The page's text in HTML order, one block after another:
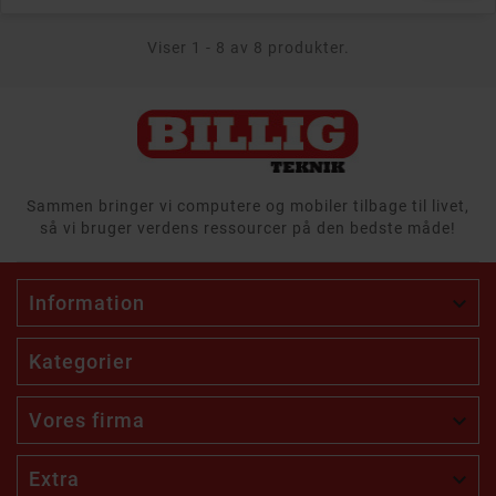
Viser 1 - 8 av 8 produkter.
Sammen bringer vi computere og mobiler tilbage til livet,
så vi bruger verdens ressourcer på den bedste måde!
Information 
Kategorier
Vores firma 
Extra 